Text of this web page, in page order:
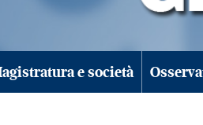
e società